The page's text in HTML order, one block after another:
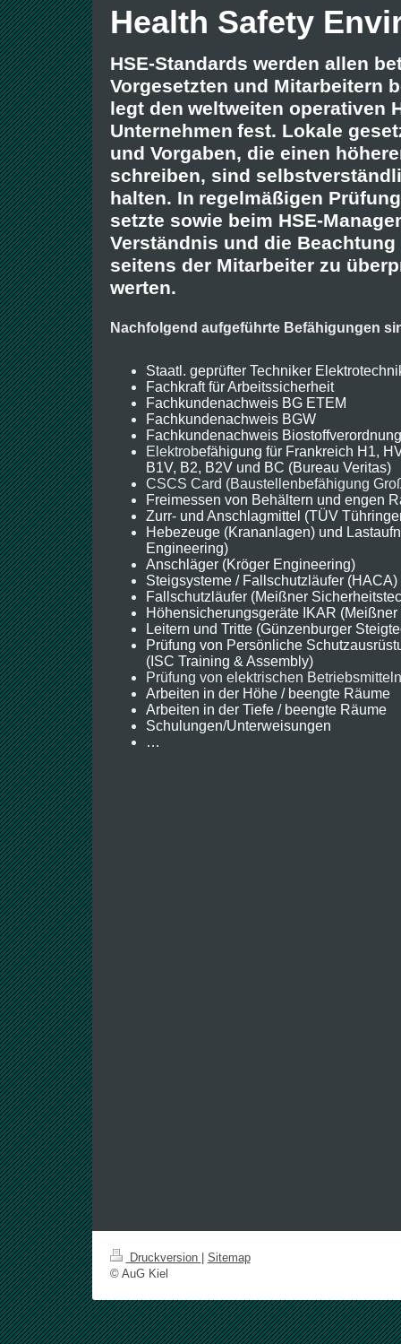
Health Safety
HSE-Standards werden allen
Vorgesetzten und Mitarbeitern
legt den weltweiten operativen
Unternehmen fest. Lokale
und Vorgaben, die einen
schreiben, sind
halten. In regelmäßigen
setzte sowie beim HSE-
Verständnis und die
seitens der Mitarbeiter zu
werten.
Nachfolgend aufgeführte Befähigungen
Staatl. geprüfter Techniker
Fachkraft für Arbeitssicherheit
Fachkundenachweis BG ETEM
Fachkundenachweis BGW
Fachkundenachweis
Elektrobefähigung für Frankreich H1,
B1V, B2, B2V und BC (Bureau Veritas)
CSCS Card (Baustellenbefähigung
Freimessen von Behältern und engen
Zurr- und Anschlagmittel (TÜV
Hebezeuge (Krananlagen) und
Engineering)
Anschläger (Kröger Engineering)
Steigsysteme / Fallschutzläufer (HACA)
Fallschutzläufer (Meißner
Höhensicherungsgeräte IKAR
Leitern und Tritte (Günzenburger
Prüfung von Persönliche
(ISC Training & Assembly)
Prüfung von elektrischen Betriebsmitteln
Arbeiten in der Höhe / beengte Räume
Arbeiten in der Tiefe / beengte Räume
Schulungen/Unterweisungen
…
Druckversion
Sitemap
© AuG Kiel